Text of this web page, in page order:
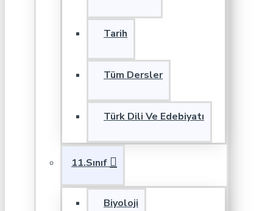
Tarih
Tüm Dersler
Türk Dili Ve Edebiyatı
11.Sınıf
Biyoloji